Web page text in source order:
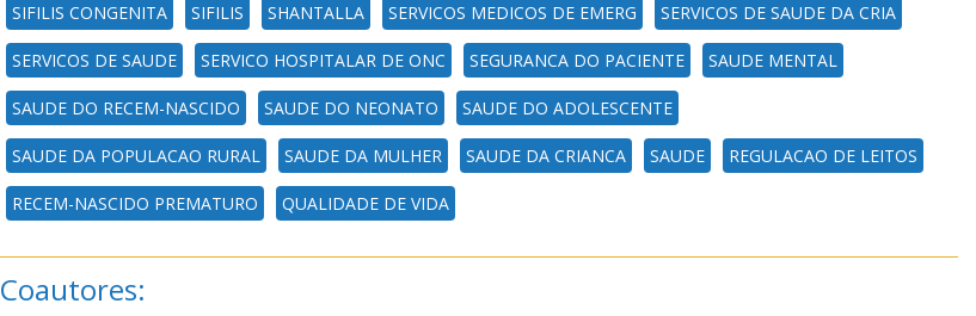
SIFILIS CONGENITA SIFILIS SHANTALLA SERVICOS MEDICOS DE EMERG SERVICOS DE SAUDE DA CRIA
SERVICOS DE SAUDE SERVICO HOSPITALAR DE ONC SEGURANCA DO PACIENTE SAUDE MENTAL
SAUDE DO RECEM-NASCIDO SAUDE DO NEONATO SAUDE DO ADOLESCENTE
SAUDE DA POPULACAO RURAL SAUDE DA MULHER SAUDE DA CRIANCA SAUDE REGULACAO DE LEITOS
RECEM-NASCIDO PREMATURO QUALIDADE DE VIDA
Coautores: